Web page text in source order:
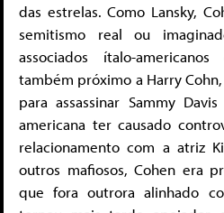
das estrelas. Como Lansky,
semitismo real ou
associados ítalo-
também próximo a Harry
para assassinar Sammy
americana ter causado
relacionamento com a atriz
outros mafiosos, Cohen era
que fora outrora alinhado